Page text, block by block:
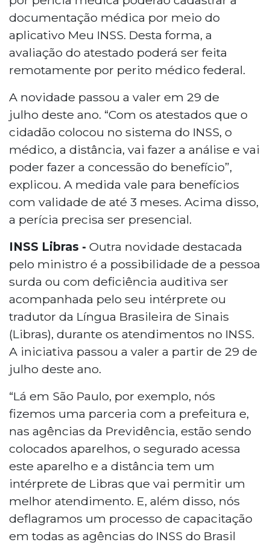
documentação médica por meio do
aplicativo Meu INSS. Desta forma, a
avaliação do atestado poderá ser feita
remotamente por perito médico federal.
A novidade passou a valer em 29 de
julho deste ano. “Com os atestados que o
cidadão colocou no sistema do INSS, o
médico, a distância, vai fazer a análise e vai
poder fazer a concessão do benefício”,
explicou. A medida vale para benefícios
com validade de até 3 meses. Acima disso,
a perícia precisa ser presencial.
INSS Libras - Outra novidade destacada
pelo ministro é a possibilidade de a pessoa
surda ou com deficiência auditiva ser
acompanhada pelo seu intérprete ou
tradutor da Língua Brasileira de Sinais
(Libras), durante os atendimentos no INSS.
A iniciativa passou a valer a partir de 29 de
julho deste ano.
“Lá em São Paulo, por exemplo, nós
fizemos uma parceria com a prefeitura e,
nas agências da Previdência, estão sendo
colocados aparelhos, o segurado acessa
este aparelho e a distância tem um
intérprete de Libras que vai permitir um
melhor atendimento. E, além disso, nós
deflagramos um processo de capacitação
em todas as agências do INSS do Brasil